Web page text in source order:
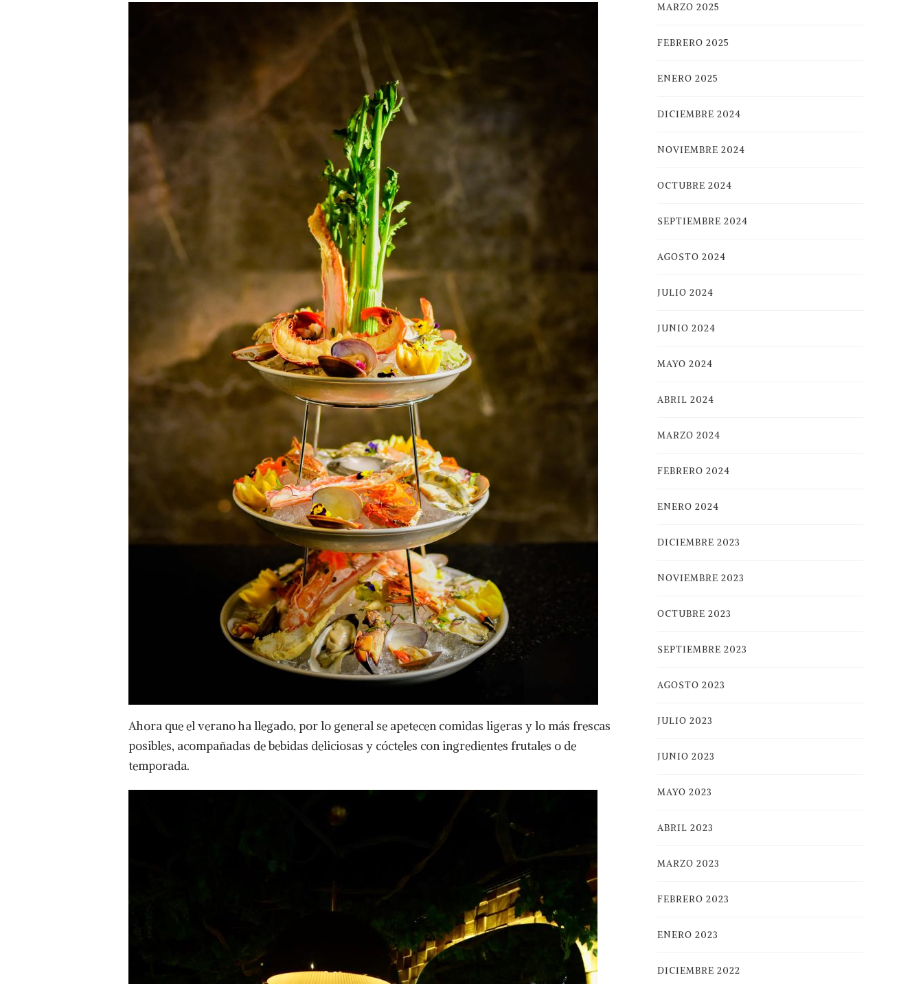
Ahora que el verano ha llegado, por lo general se apetecen comidas ligeras y lo más frescas
posibles, acompañadas de bebidas deliciosas y cócteles con ingredientes frutales o de
temporada.
MARZO 2025
FEBRERO 2025
ENERO 2025
DICIEMBRE 2024
NOVIEMBRE 2024
OCTUBRE 2024
SEPTIEMBRE 2024
AGOSTO 2024
JULIO 2024
JUNIO 2024
MAYO 2024
ABRIL 2024
MARZO 2024
FEBRERO 2024
ENERO 2024
DICIEMBRE 2023
NOVIEMBRE 2023
OCTUBRE 2023
SEPTIEMBRE 2023
AGOSTO 2023
JULIO 2023
JUNIO 2023
MAYO 2023
ABRIL 2023
MARZO 2023
FEBRERO 2023
ENERO 2023
DICIEMBRE 2022